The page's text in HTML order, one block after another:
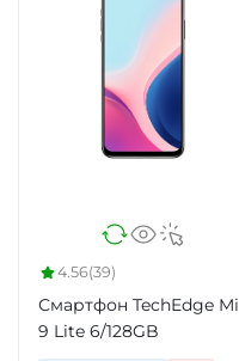
4.56(39)
Смартфон TechEdge Mi
9 Lite 6/128GB